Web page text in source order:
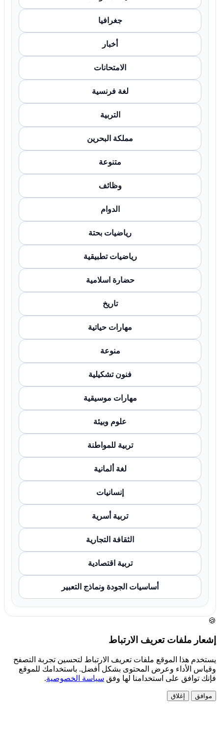
جغرافيا
أخبار
الامتحانات
لغة فرنسية
التربية
مملكة البحرين
متنوعة
وظائف
الدوام
رياضيات بحتة
رياضيات تطبيقية
حضارة اسلامية
تاريخ
مهارات حياتية
منوعة
فنون تشكيلية
مهارات موسيقية
علوم وبيئة
تربية للمواطنة
لغة ألمانية
إنسانيات
تربية أسرية
الثقافة التجارية
تربية اقتصادية
أساسيات الجودة ونماذج التعبير
🍪
إشعار ملفات تعريف الارتباط
يستخدم هذا الموقع ملفات تعريف الارتباط لتحسين تجربة التصفح
وقياس الأداء وعرض المحتوى بشكل أفضل. باستخدامك للموقع
فإنك توافق على استخدامنا لها وفق سياسة الخصوصية.
موافق إغلاق